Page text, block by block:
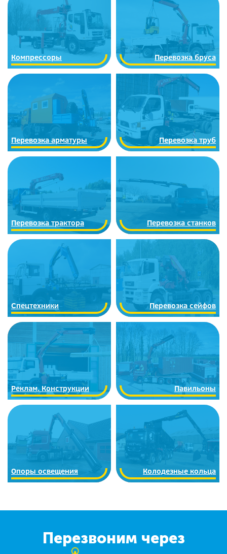
Компрессоры Перевозка бруса
Перевозка арматуры Перевозка труб
Перевозка трактора Перевозка станков
Спецтехники Перевозка сейфов
Реклам. Конструкции Павильоны
Опоры освещения Колодезные кольца
Перезвоним через